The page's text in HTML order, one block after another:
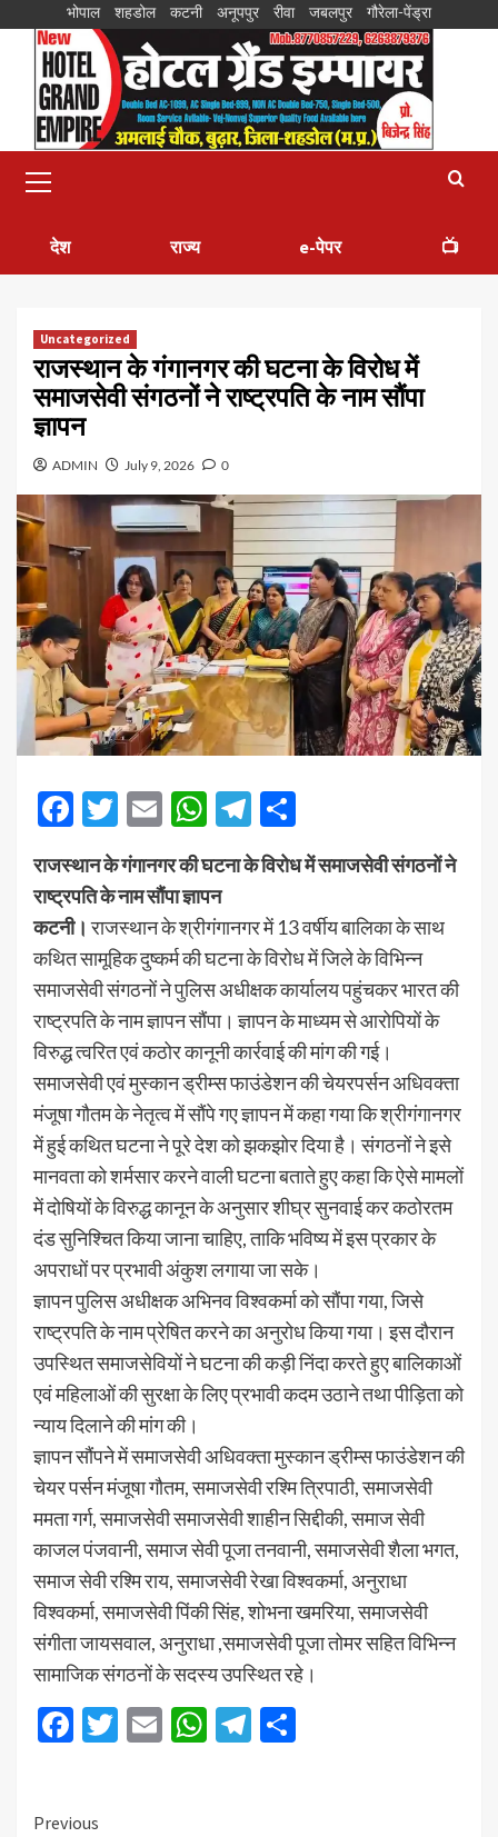
भोपाल शहडोल कटनी अनूपपुर रीवा जबलपुर गौरेला-पेंड्रा
देश राज्य e-पेपर 📺
Uncategorized
राजस्थान के गंगानगर की घटना के विरोध में
समाजसेवी संगठनों ने राष्ट्रपति के नाम सौंपा
ज्ञापन
ADMIN July 9, 2026 0
Facebook
Twitter
EmailWhatsApp
Telegram
राजस्थान के गंगानगर की घटना के विरोध में समाजसेवी संगठनों ने
राष्ट्रपति के नाम सौंपा ज्ञापन
कटनी।राजस्थान के श्रीगंगानगर में 13 वर्षीय बालिका के साथ
कथित सामूहिक दुष्कर्म की घटना के विरोध में जिले के विभिन्न
समाजसेवी संगठनों ने पुलिस अधीक्षक कार्यालय पहुंचकर भारत की
राष्ट्रपति के नाम ज्ञापन सौंपा। ज्ञापन के माध्यम से आरोपियों के
विरुद्ध त्वरित एवं कठोर कानूनी कार्रवाई की मांग की गई।
समाजसेवी एवं मुस्कान ड्रीम्स फाउंडेशन की चेयरपर्सन अधिवक्ता
मंजूषा गौतम के नेतृत्व में सौंपे गए ज्ञापन में कहा गया कि श्रीगंगानगर
में हुई कथित घटना ने पूरे देश को झकझोर दिया है। संगठनों ने इसे
मानवता को शर्मसार करने वाली घटना बताते हुए कहा कि ऐसे मामलों
में दोषियों के विरुद्ध कानून के अनुसार शीघ्र सुनवाई कर कठोरतम
दंड सुनिश्चित किया जाना चाहिए, ताकि भविष्य में इस प्रकार के
अपराधों पर प्रभावी अंकुश लगाया जा सके।
ज्ञापन पुलिस अधीक्षक अभिनव विश्वकर्मा को सौंपा गया, जिसे
राष्ट्रपति के नाम प्रेषित करने का अनुरोध किया गया। इस दौरान
उपस्थित समाजसेवियों ने घटना की कड़ी निंदा करते हुए बालिकाओं
एवं महिलाओं की सुरक्षा के लिए प्रभावी कदम उठाने तथा पीड़िता को
न्याय दिलाने की मांग की।
ज्ञापन सौंपने में समाजसेवी अधिवक्ता मुस्कान ड्रीम्स फाउंडेशन की
चेयर पर्सन मंजूषा गौतम, समाजसेवी रश्मि त्रिपाठी, समाजसेवी
ममता गर्ग, समाजसेवी समाजसेवी शाहीन सिद्दीकी, समाज सेवी
काजल पंजवानी, समाज सेवी पूजा तनवानी, समाजसेवी शैला भगत,
समाज सेवी रश्मि राय, समाजसेवी रेखा विश्वकर्मा, अनुराधा
विश्वकर्मा, समाजसेवी पिंकी सिंह, शोभना खमरिया, समाजसेवी
संगीता जायसवाल, अनुराधा ,समाजसेवी पूजा तोमर सहित विभिन्न
सामाजिक संगठनों के सदस्य उपस्थित रहे।
Facebook
Twitter
EmailWhatsApp
Telegram
Previous